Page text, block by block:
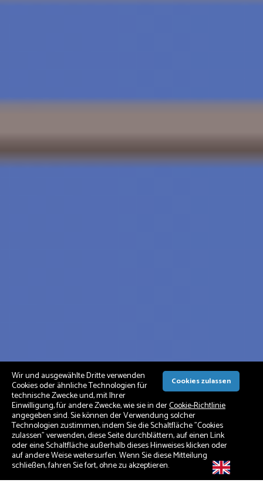
Cookies zulassen
Wir und ausgewählte Dritte verwenden
Cookies oder ähnliche Technologien für
technische Zwecke und, mit Ihrer
Einwilligung, für andere Zwecke, wie sie in derCookie-Richtlinie
angegeben sind. Sie können der Verwendung solcher
Technologien zustimmen, indem Sie die Schaltfläche "Cookies
zulassen" verwenden, diese Seite durchblättern, auf einen Link
oder eine Schaltfläche außerhalb dieses Hinweises klicken oder
auf andere Weise weitersurfen. Wenn Sie diese Mitteilung
schließen, fahren Sie fort, ohne zu akzeptieren.